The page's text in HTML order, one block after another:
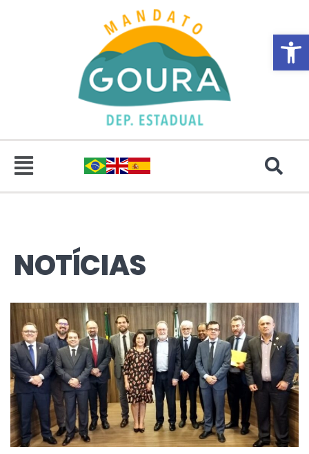
Abrir
NOTÍCIAS